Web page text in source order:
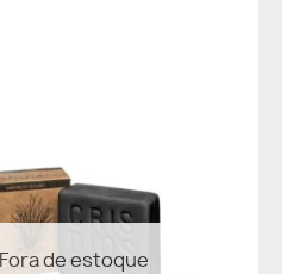
Fora de estoque